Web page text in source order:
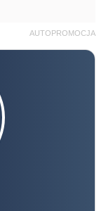
AUTOPROMOCJA